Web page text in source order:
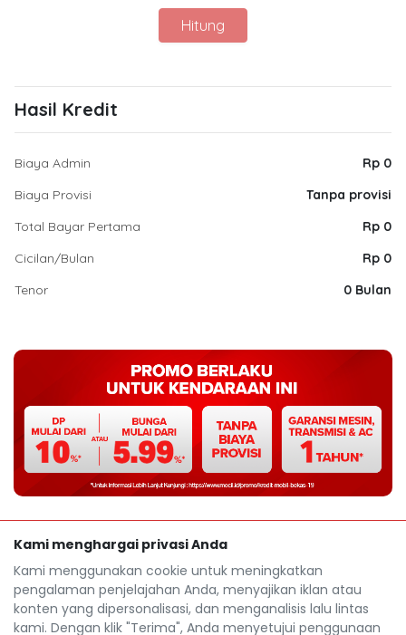
Hitung
Hasil Kredit
Biaya Admin
Rp 0
Biaya Provisi
Tanpa provisi
Total Bayar Pertama
Rp 0
Cicilan/Bulan
Rp 0
Tenor
0 Bulan
Kami menghargai privasi Anda
Kami menggunakan cookie untuk meningkatkan
pengalaman penjelajahan Anda, menyajikan iklan atau
konten yang dipersonalisasi, dan menganalisis lalu lintas
kami. Dengan klik "Terima", Anda menyetujui penggunaan